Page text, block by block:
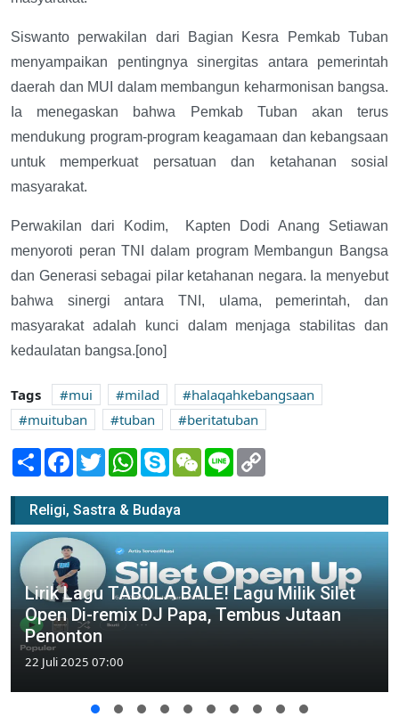
Siswanto perwakilan dari Bagian Kesra Pemkab Tuban
menyampaikan pentingnya sinergitas antara pemerintah
daerah dan MUI dalam membangun keharmonisan bangsa.
Ia menegaskan bahwa Pemkab Tuban akan terus
mendukung program-program keagamaan dan kebangsaan
untuk memperkuat persatuan dan ketahanan sosial
masyarakat.
Perwakilan dari Kodim,
Kapten Dodi Anang Setiawan
menyoroti peran TNI dalam program Membangun Bangsa
dan Generasi sebagai pilar ketahanan negara. Ia menyebut
bahwa sinergi antara TNI, ulama, pemerintah, dan
masyarakat adalah kunci dalam menjaga stabilitas dan
kedaulatan bangsa.[ono]
Tags mui milad
halaqahkebangsaan
muituban
tuban
beritatuban
Share Facebook
TwitterWhatsApp
SkypeWeChatLine
Religi, Sastra & Budaya
Lirik Lagu TABOLA BALE! Lagu Milik Silet
Open Di-remix DJ Papa, Tembus Jutaan
Penonton
22 Juli 2025 07:00